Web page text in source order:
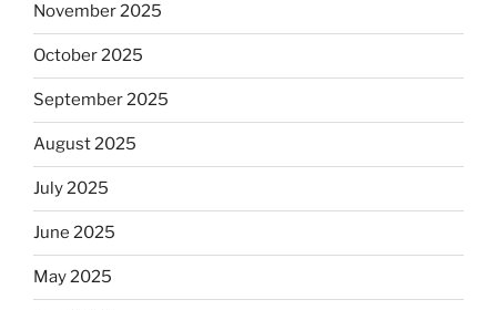
November 2025
October 2025
September 2025
August 2025
July 2025
June 2025
May 2025